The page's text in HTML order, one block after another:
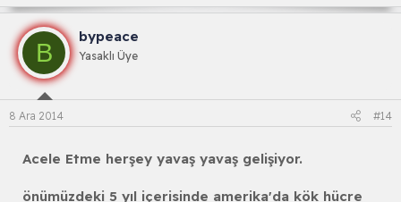
B
bypeace
Yasaklı Üye
8 Ara 2014 #14
Acele Etme herşey yavaş yavaş gelişiyor.
önümüzdeki 5 yıl içerisinde amerika'da kök hücre